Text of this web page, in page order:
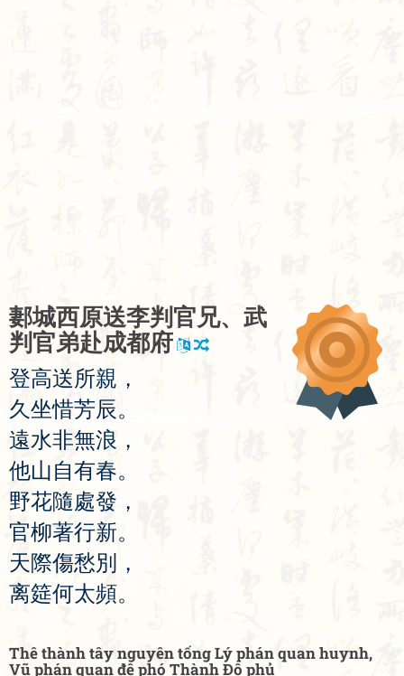
郪城西原送李判 官 兄、 武
判 官弟赴成都府
登高送所親 ，
久坐惜芳辰。
遠水非無浪 ，
他山自有春。
野花隨處發 ，
官柳著行新。
天際傷愁別 ，
离筵何太頻。
Thê thành tây nguyên tống Lý phán quan huynh,
Vũ phán quan đệ phó Thành Đô phủ